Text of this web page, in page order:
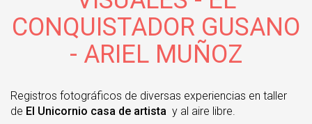
CONQUISTADOR GUSANO
- ARIEL MUÑOZ
Registros fotográficos de diversas experiencias en taller
de El Unicornio casa de artista y al aire libre.